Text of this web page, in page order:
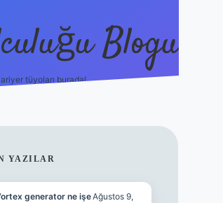
Blogu
tüyoları burada!
YAZILAR
generator ne işeAğustos 9,
https://